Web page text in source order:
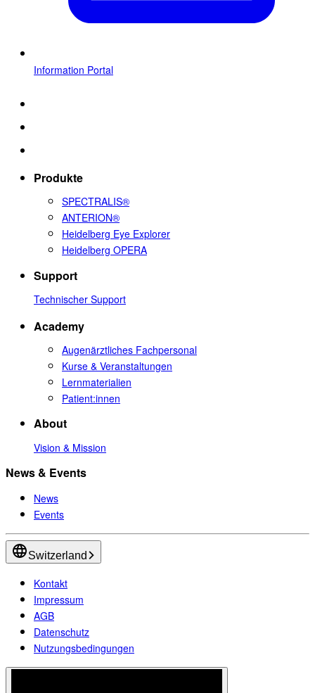
Information Portal
Produkte
SPECTRALIS®
ANTERION®
Heidelberg Eye Explorer
Heidelberg OPERA
Support
Technischer Support
Academy
Augenärztliches Fachpersonal
Kurse & Veranstaltungen
Lernmaterialien
Patient:innen
About
Vision & Mission
News & Events
News
Events
Switzerland
Kontakt
Impressum
AGB
Datenschutz
Nutzungsbedingungen